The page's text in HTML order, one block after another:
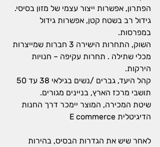
הפתרון, אפשרות ייצור עצמי של מזון בסיסי.
גידול רב בשטח קטן, אפשרות גידול
במפרסות.
השוק, התחרות הישירה 3 חברות שמייצרות
מכלי שתילה . תחרות עקיפה – חנויות
הירקות.
תושבי מרכז הארץ, בניינים מגורים.
שיטת המכירה, המוצר יימכר דרך החנות
הדיגיטלית E commerce
לאחר שיש את הגדרות הבסיס, בהירות